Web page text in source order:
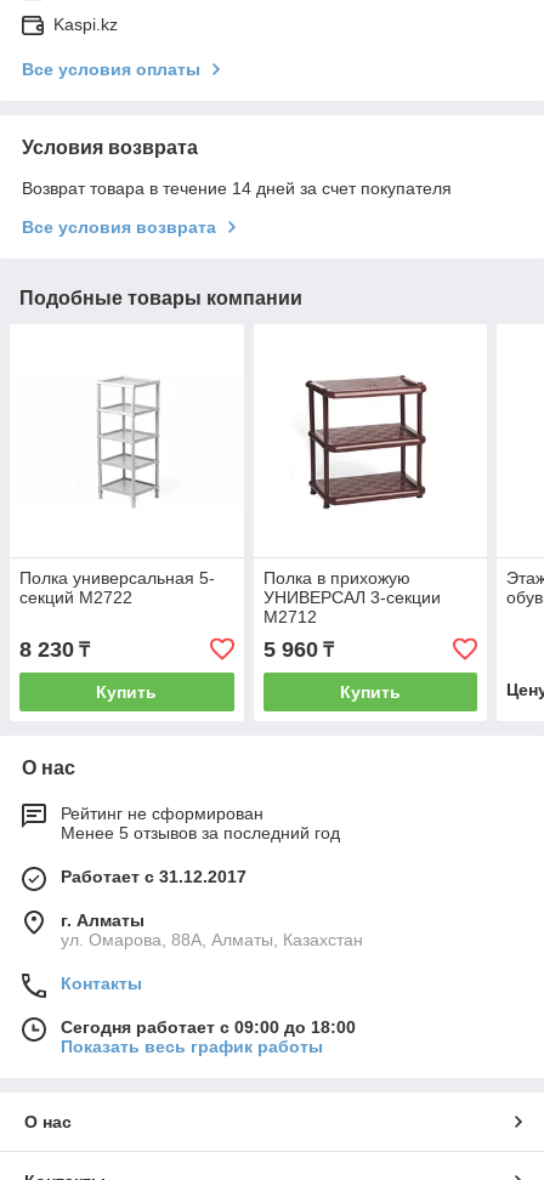
Kaspi.kz
Все условия оплаты
Условия возврата
Возврат товара в течение 14 дней за счет покупателя
Все условия возврата
Подобные товары компании
Полка универсальная 5-
секций М2722
8 230 ₸
Купить
Полка в прихожую
УНИВЕРСАЛ 3-секции
М2712
5 960₸
Купить
О нас
Рейтинг не сформирован
Менее 5 отзывов за последний год
Работает с 31.12.2017
г. Алматы
ул. Омарова, 88А, Алматы, Казахстан
Контакты
Сегодня работает с 09:00 до 18:00
Показать весь график работы
О нас